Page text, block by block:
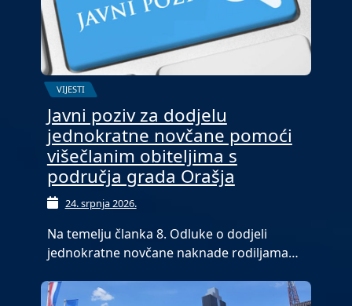
VIJESTI
Javni poziv za dodjelu
jednokratne novčane pomoći
višečlanim obiteljima s
područja grada Orašja
24. srpnja 2026.
Na temelju članka 8. Odluke o dodjeli
jednokratne novčane naknade rodiljama…